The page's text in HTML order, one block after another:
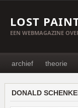
LOST
EEN WEBMAGAZINE
archief theorie
DONALD